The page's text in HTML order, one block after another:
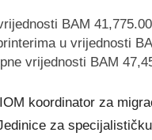
BAM 41,775.00
u vrijednosti
vrijednosti BAM
koordinator za
za